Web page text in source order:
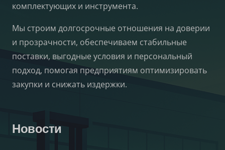
комплектующих и инструмента.
Мы строим долгосрочные отношения на доверии
и прозрачности, обеспечиваем стабильные
поставки, выгодные условия и персональный
подход, помогая предприятиям оптимизировать
закупки и снижать издержки.
Новости